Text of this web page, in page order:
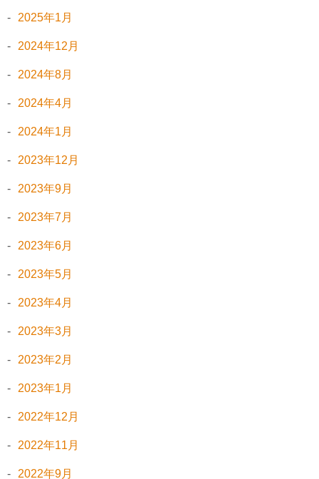
2025年1月
2024年12月
2024年8月
2024年4月
2024年1月
2023年12月
2023年9月
2023年7月
2023年6月
2023年5月
2023年4月
2023年3月
2023年2月
2023年1月
2022年12月
2022年11月
2022年9月